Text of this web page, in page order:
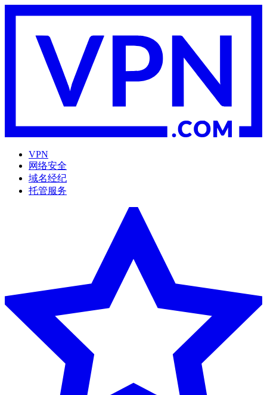
VPN
网络安全
域名经纪
托管服务